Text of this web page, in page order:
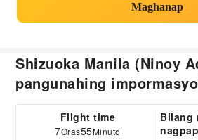
Maghanap
Shizuoka Manila (Ninoy
pangunahing
Flight time
7Oras55Minuto
Bilang